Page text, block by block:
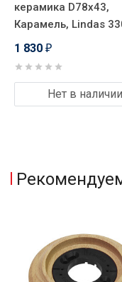
керамика D78х43,
Карамель, Lindas
1 830 ₽
Нет в наличии